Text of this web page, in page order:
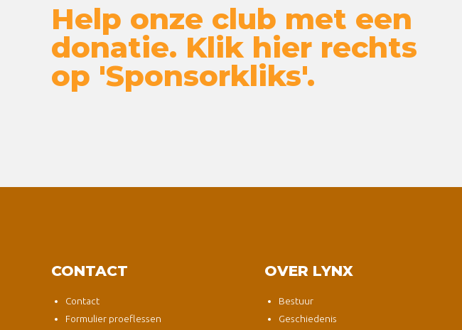
Help onze club met een
donatie. Klik hier rechts
op 'Sponsorkliks'.
CONTACT
Contact
Formulier proeflessen
OVER LYNX
Bestuur
Geschiedenis